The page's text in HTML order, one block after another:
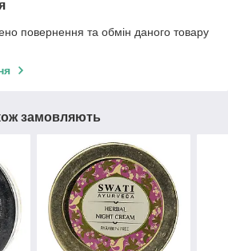
повернення та обмін даного товару
замовляють